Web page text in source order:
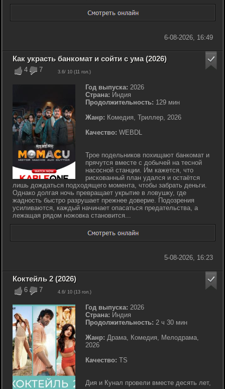
6-08-2026, 16:49
4 7 3.6/ 10 (11 гол.)
Как украсть банкомат и сойти с ума (2026)
Год выпуска: 2026
Страна: Индия
Продолжительность: 129 мин
Жанр: Комедия, Триллер, 2026
Качество: WEBDL
Трое подельников похищают банкомат и
прячутся вместе с добычей на тесной
насосной станции. Им кажется, что
рискованный план удался и остаётся
лишь дождаться подходящего момента, чтобы забрать деньги.
Однако долгая ночь превращает укрытие в ловушку, где
жадность быстро разрушает прежнее доверие. Подозрения
усиливаются, каждый начинает опасаться предательства, а
лежащая рядом ножовка становится...
5-08-2026, 16:23
6 7 4.6/ 10 (13 гол.)
Коктейль 2 (2026)
Год выпуска: 2026
Страна: Индия
Продолжительность: 2 ч 30 мин
Жанр: Драма, Комедия, Мелодрама,
2026
Качество: TS
Дия и Кунал провели вместе десять лет,